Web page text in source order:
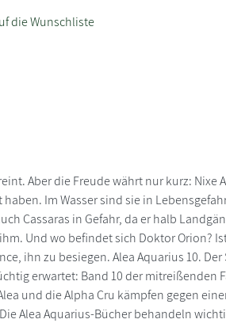
die Wunschliste
Aber die Freude währt nur kurz: Nixe
Im Wasser sind sie in
Cassaras in Gefahr, da er halb
Und wo befindet sich Doktor Orion?
ihn zu besiegen. Alea Aquarius 10. Der
erwartet: Band 10 der mitreißenden
und die Alpha Cru kämpfen gegen
Alea Aquarius-Bücher behandeln